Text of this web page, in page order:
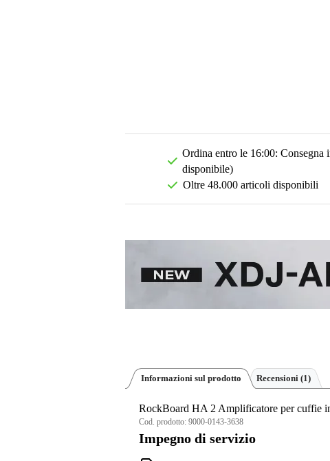
Ordina entro le 16:00:
disponibile)
Oltre 48.000 articoli disponibili
Informazioni sul prodotto Recensioni (1)
RockBoard HA 2 Amplificatore per cuffie
Cod. prodotto: 9000-0143-3638
Impegno di servizio